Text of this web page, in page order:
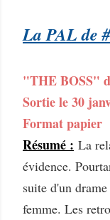
La PAL de
"THE BOSS"
Sortie le 30
Format papier
Résumé : La
évidence.
suite d'un
femme. Les